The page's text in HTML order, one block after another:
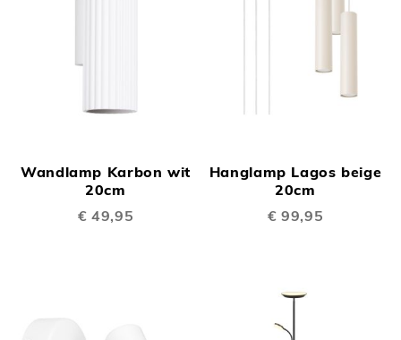
Wandlamp Karbon wit
20cm
€ 49,95
Hanglamp Lagos beige
20cm
€ 99,95